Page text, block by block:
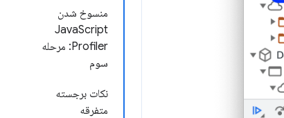
منسوخ شدن
JavaScript
Profiler: مرحله
سوم
نکات برجسته
متفرقه